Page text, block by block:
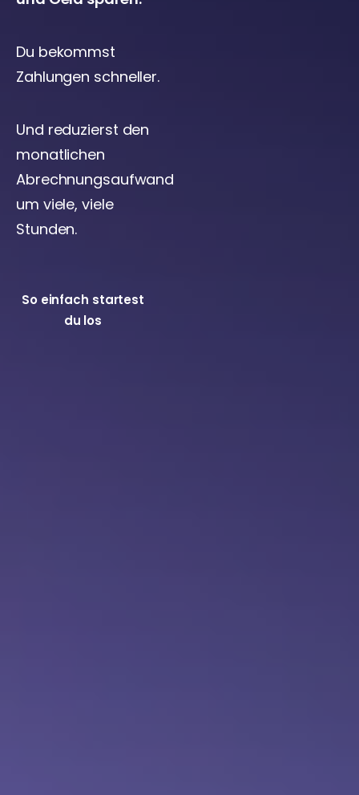
Du bekommst
Zahlungen schneller.
Und reduzierst den
monatlichen
Abrechnungsaufwand
um viele, viele
Stunden.
So einfach startest
du los